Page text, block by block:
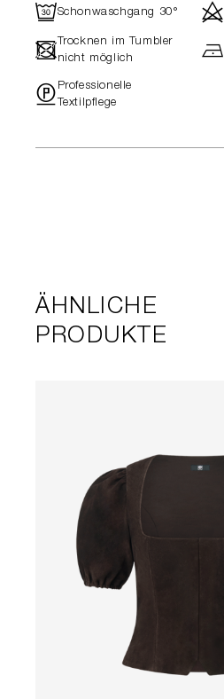
RSchonwaschgang 30° d
- Trocknen im Tumbler
nicht möglich
h
"Professionelle
Textilpflege
ÄHNLICHE
PRODUKTE